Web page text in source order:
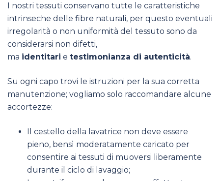
I nostri tessuti conservano tutte le caratteristiche
intrinseche delle fibre naturali, per questo eventuali
irregolarità o non uniformità del tessuto sono da
considerarsi non difetti,
ma identitari e testimonianza di autenticità.
Su ogni capo trovi le istruzioni per la sua corretta
manutenzione; vogliamo solo raccomandare alcune
accortezze:
Il cestello della lavatrice non deve essere
pieno, bensì moderatamente caricato per
consentire ai tessuti di muoversi liberamente
durante il ciclo di lavaggio;